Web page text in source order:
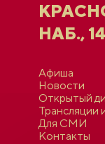
НАБ., 14
Афиша
Новости
Открытый
Трансляции
Для СМИ
Контакты